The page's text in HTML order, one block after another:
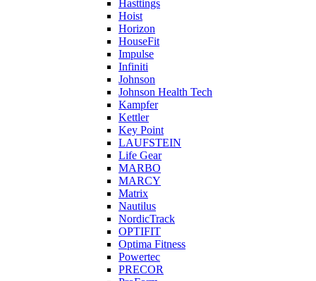
Hasttings
Hoist
Horizon
HouseFit
Impulse
Infiniti
Johnson
Johnson Health Tech
Kampfer
Kettler
Key Point
LAUFSTEIN
Life Gear
MARBO
MARCY
Matrix
Nautilus
NordicTrack
OPTIFIT
Optima Fitness
Powertec
PRECOR